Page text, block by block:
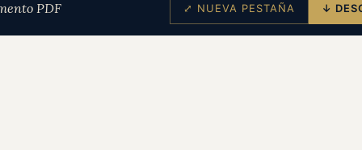
PDF ⤢ NUEVA PESTAÑA ↓